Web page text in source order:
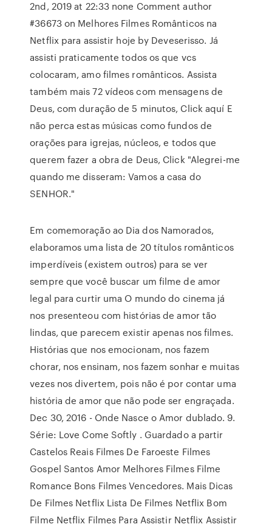
2nd, 2019 at 22:33 none Comment author
#36673 on Melhores Filmes Românticos na
Netflix para assistir hoje by Deveserisso. Já
assisti praticamente todos os que vcs
colocaram, amo filmes românticos. Assista
também mais 72 vídeos com mensagens de
Deus, com duração de 5 minutos, Click aquí E
não perca estas músicas como fundos de
orações para igrejas, núcleos, e todos que
querem fazer a obra de Deus, Click "Alegrei-me
quando me disseram: Vamos a casa do
SENHOR."
Em comemoração ao Dia dos Namorados,
elaboramos uma lista de 20 títulos românticos
imperdíveis (existem outros) para se ver
sempre que você buscar um filme de amor
legal para curtir uma O mundo do cinema já
nos presenteou com histórias de amor tão
lindas, que parecem existir apenas nos filmes.
Histórias que nos emocionam, nos fazem
chorar, nos ensinam, nos fazem sonhar e muitas
vezes nos divertem, pois não é por contar uma
história de amor que não pode ser engraçada.
Dec 30, 2016 - Onde Nasce o Amor dublado. 9.
Série: Love Come Softly . Guardado a partir
Castelos Reais Filmes De Faroeste Filmes
Gospel Santos Amor Melhores Filmes Filme
Romance Bons Filmes Vencedores. Mais Dicas
De Filmes Netflix Lista De Filmes Netflix Bom
Filme Netflix Filmes Para Assistir Netflix Assistir